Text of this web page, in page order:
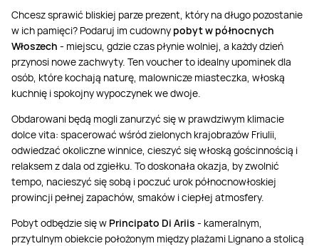
Chcesz sprawić bliskiej parze prezent, który na długo pozostanie
w ich pamięci? Podaruj im cudowny pobyt w północnych
Włoszech - miejscu, gdzie czas płynie wolniej, a każdy dzień
przynosi nowe zachwyty. Ten voucher to idealny upominek dla
osób, które kochają naturę, malownicze miasteczka, włoską
kuchnię i spokojny wypoczynek we dwoje.
Obdarowani będą mogli zanurzyć się w prawdziwym klimacie
dolce vita: spacerować wśród zielonych krajobrazów Friulii,
odwiedzać okoliczne winnice, cieszyć się włoską gościnnością i
relaksem z dala od zgiełku. To doskonała okazja, by zwolnić
tempo, nacieszyć się sobą i poczuć urok północnowłoskiej
prowincji pełnej zapachów, smaków i ciepłej atmosfery.
Pobyt odbędzie się w Principato Di Ariis - kameralnym,
przytulnym obiekcie położonym między plażami Lignano a stolicą